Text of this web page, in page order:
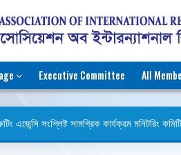
Executive Committee All
এজেন্সি সংশ্লিষ্ট সামগ্রিক কার্যক্রম মনিটরিং কমিটির